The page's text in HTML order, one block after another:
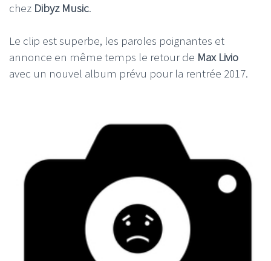
chez Dibyz Music.
Le clip est superbe, les paroles poignantes et
annonce en même temps le retour de Max Livio
avec un nouvel album prévu pour la rentrée 2017.